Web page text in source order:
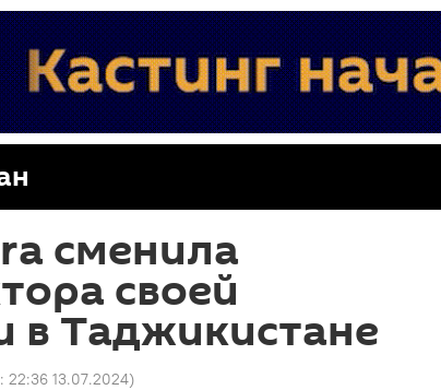
сменила
своей
в Таджикистане
22:36 13.07.2024)